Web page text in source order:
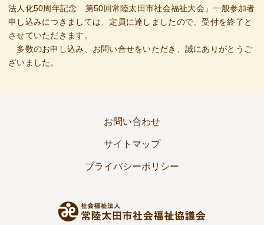
法人化50周年記念 第50回常陸太田市社会福祉大会」一般参加者
申し込みにつきましては、定員に達しましたので、受付を終了と
させていただきます。
多数のお申し込み、お問い合せをいただき、誠にありがとうご
ざいました。
お問い合わせ
サイトマップ
プライバシーポリシー